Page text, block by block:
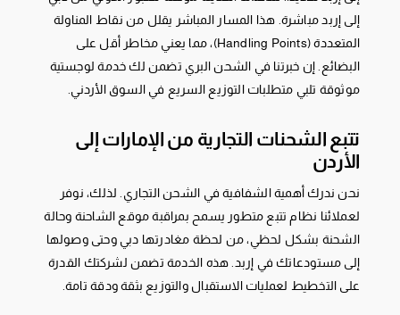
إلى إربد مباشرة. هذا المسار المباشر يقلل من نقاط المناولة
المتعددة (Handling Points)، مما يعني مخاطر أقل على
البضائع. إن خبرتنا في الشحن البري تضمن لك خدمة لوجستية
موثوقة تلبي متطلبات التوزيع السريع في السوق الأردني.
تتبع الشحنات التجارية من الإمارات إلى
الأردن
نحن ندرك أهمية الشفافية في الشحن التجاري. لذلك، نوفر
لعملائنا نظام تتبع متطور يسمح بمراقبة موقع الشاحنة وحالة
الشحنة بشكل لحظي، من لحظة مغادرتها دبي وحتى وصولها
إلى مستودعاتك في إربد. هذه الخدمة تضمن لشركتك القدرة
على التخطيط لعمليات الاستقبال والتوزيع بثقة ودقة تامة.